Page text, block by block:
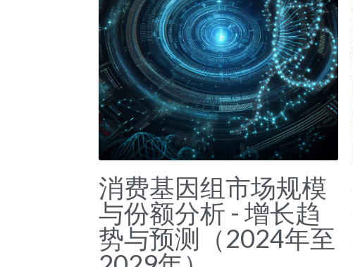
消费基因组市场规模
与份额分析 - 增长趋
势与预测（2024年至